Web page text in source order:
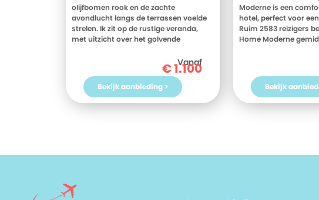
olijfbomen rook en de zachte
avondlucht langs de terrassen voelde
strelen. Ik zit op de rustige veranda,
met uitzicht over het golvende
olijfbomen, terwijl de zon langzaam
ondergaat en de barokke monumenten
van Noto baden in goudlicht. De stilte
wordt afgewisseld met het zachte
gespetter van de infinity-pool en het
de Genovesi-boerderij waar
eeuwenoude olijf-, amandel- en
Vanaf
€1.100
Bekijk aanbieding >
Moderne is een
hotel, perfect voor
Ruim 2583 reizigers
Home Moderne
beoordelingen van
Moderne, voor meer
toe aan een heerlijke
Frankrijk? Boek jouw
Hotel Home Moderne
Bekijk